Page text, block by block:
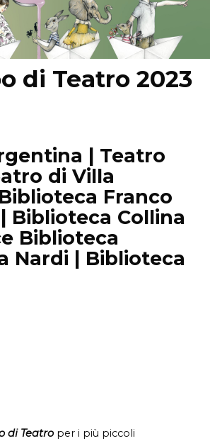
di Teatro 2023
| Teatro
di Villa
Franco
Biblioteca Collina
Biblioteca
Nardi | Biblioteca
di Teatro per i più piccoli